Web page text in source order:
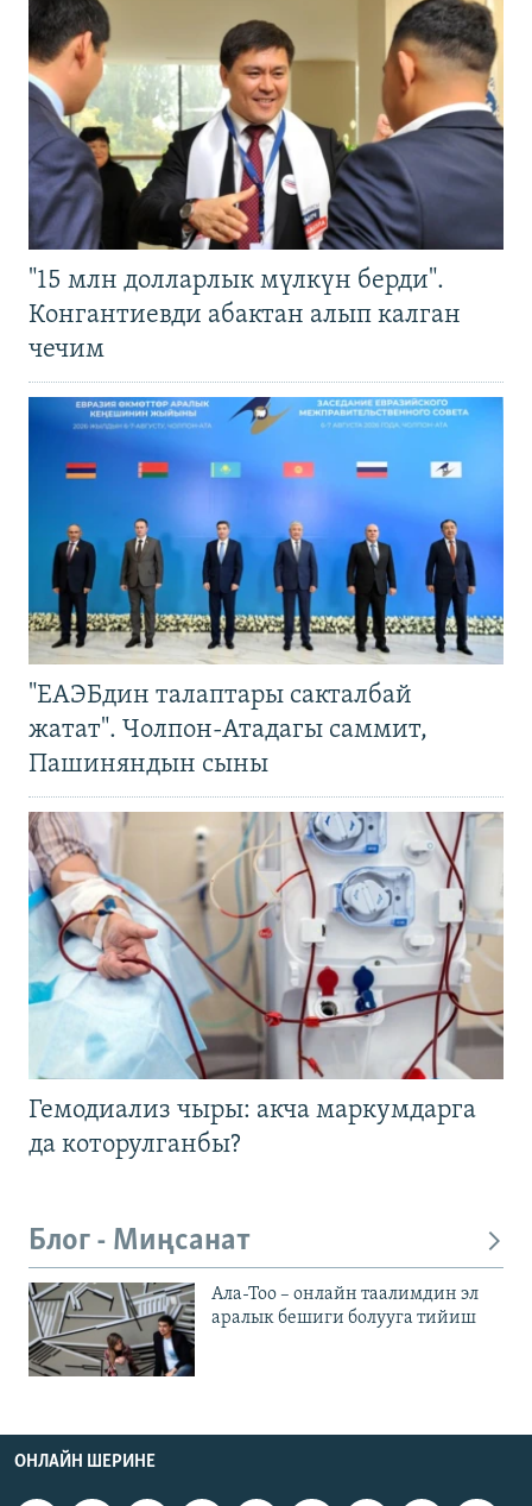
"15 млн долларлык мүлкүн берди".
Конгантиевди абактан алып калган
чечим
"ЕАЭБдин талаптары сакталбай
жатат". Чолпон-Атадагы саммит,
Пашиняндын сыны
Гемодиализ чыры: акча маркумдарга
да которулганбы?
Блог - Миңсанат
Ала-Тоо – онлайн таалимдин эл
аралык бешиги болууга тийиш
ОНЛАЙН ШЕРИНЕ